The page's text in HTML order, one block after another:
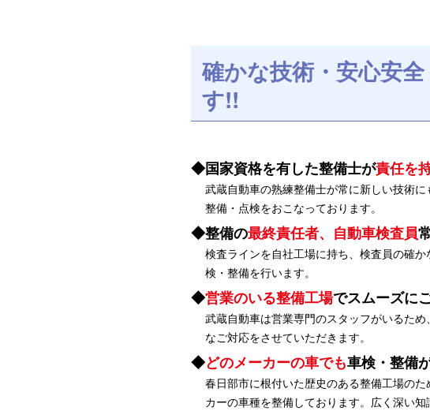
確かな技術・安心安
す!!
国家資格を有した整備士が責任を
武蔵自動車の熟練整備士が常に新しい技術に
整備・点検をおこなっております。
整備の最終責任者、自動車検査員
検査ラインを自社工場に持ち、検査員の確
検・整備を行います。
営業のいる整備工場でスムーズに
武蔵自動車は営業専門のスタッフがいるた
なご対応をさせていただきます。
どのメーカーの車でも車検・整備
春日部市に根付いた歴史のある整備工場の
カーの車種を整備しております。広く深い知